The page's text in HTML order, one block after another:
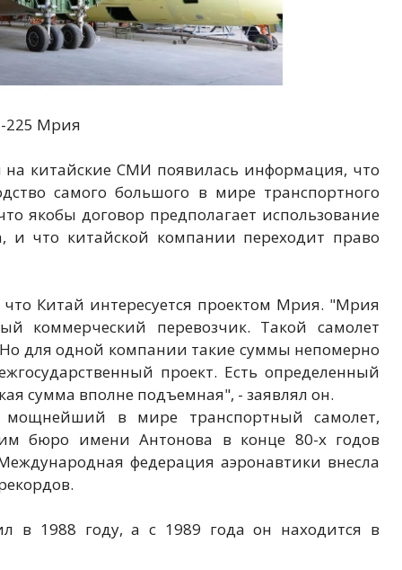
225 Мрия
китайские СМИ появилась информация, что
самого большого в мире транспортного
якобы договор предполагает использование
и что китайской компании переходит право
Китай интересуется проектом Мрия. "Мрия
коммерческий перевозчик. Такой самолет
для одной компании такие суммы непомерно
проект. Есть определенный
сумма вполне подъемная", - заявлял он.
в мире транспортный самолет,
бюро имени Антонова в конце 80-х годов
федерация аэронавтики внесла
в 1988 году, а с 1989 года он находится в